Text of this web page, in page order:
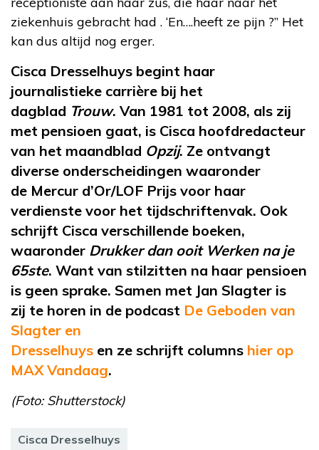
ziekenhuis gebracht had . ‘En….heeft ze pijn ?” Het
kan dus altijd nog erger.
Cisca Dresselhuys begint haar
journalistieke carrière bij het
dagblad Trouw. Van 1981 tot 2008, als zij
met pensioen gaat, is Cisca hoofdredacteur
van het maandblad Opzij. Ze ontvangt
diverse onderscheidingen waaronder
de Mercur d’Or/LOF Prijs voor haar
verdienste voor het tijdschriftenvak. Ook
schrijft Cisca verschillende boeken,
waaronder Drukker dan ooit Werken na je
65ste. Want van stilzitten na haar pensioen
is geen sprake. Samen met Jan Slagter is
zij te horen in de podcast De Geboden van
Slagter en
Dresselhuys en ze schrijft columns hier op
MAX Vandaag.
(Foto: Shutterstock)
Cisca Dresselhuys